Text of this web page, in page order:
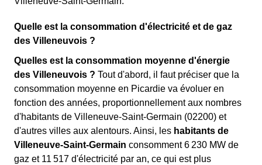
Quelle est la consommation d'électricité et de gaz
des Villeneuvois ?
Quelles est la consommation moyenne d'énergie
des Villeneuvois ? Tout d'abord, il faut préciser que la
consommation moyenne en Picardie va évoluer en
fonction des années, proportionnellement aux nombres
d'habitants de Villeneuve-Saint-Germain (02200) et
d'autres villes aux alentours. Ainsi, les habitants de
Villeneuve-Saint-Germain consomment 6 230 MW de
gaz et 11 517 d'électricité par an, ce qui est plus